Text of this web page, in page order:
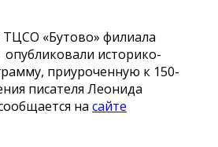
«Бутово» филиала
историко-
приуроченную к 150-
писателя Леонида
на сайте